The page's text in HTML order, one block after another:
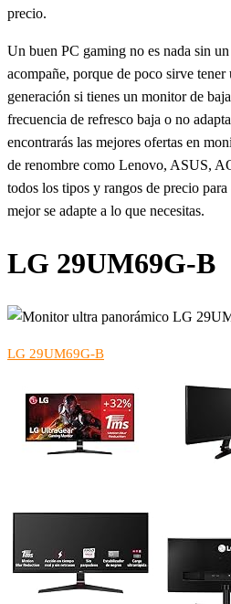
precio.
Un buen PC gaming no es nada sin
acompañe, porque de poco sirve
generación si tienes un monitor de
frecuencia de refresco baja o no
encontrarás las mejores ofertas en
de renombre como Lenovo, ASUS,
todos los tipos y rangos de precio
mejor se adapte a lo que necesitas.
LG 29UM69G-B
LG 29UM69G-B